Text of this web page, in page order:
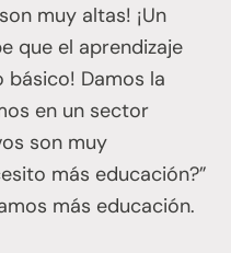
muy altas! ¡Un
que el aprendizaje
Damos la
en un sector
son muy
más educación?”
más educación.